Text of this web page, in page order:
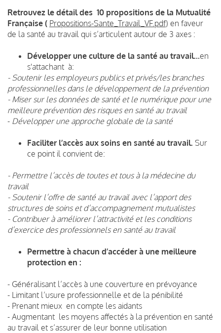
Retrouvez le détail des 10 propositions de la Mutualité
Française ( Propositions-Sante_Travail_VF.pdf) en faveur
de la santé au travail qui s’articulent autour de 3 axes :
Développer une culture de la santé au travail...en
s'attachant à:
- Soutenir les employeurs publics et privés/les branches
professionnelles dans le développement de la prévention
- Miser sur les données de santé et le numérique pour une
meilleure prévention des risques en santé au travail
- Développer une approche globale de la santé
Faciliter l’accès aux soins en santé au travail. Sur
ce point il convient de:
- Permettre l’accès de toutes et tous à la médecine du
travail
- Soutenir l’offre de santé au travail avec l’apport des
structures de soins et d’accompagnement mutualistes
- Contribuer à améliorer l’attractivité et les conditions
d’exercice des professionnels en santé au travail
Permettre à chacun d’accéder à une meilleure
protection en :
- Généralisant l’accès à une couverture en prévoyance
- Limitant l’usure professionnelle et de la pénibilité
- Prenant mieux en compte les aidants
- Augmentant les moyens affectés à la prévention en santé
au travail et s’assurer de leur bonne utilisation